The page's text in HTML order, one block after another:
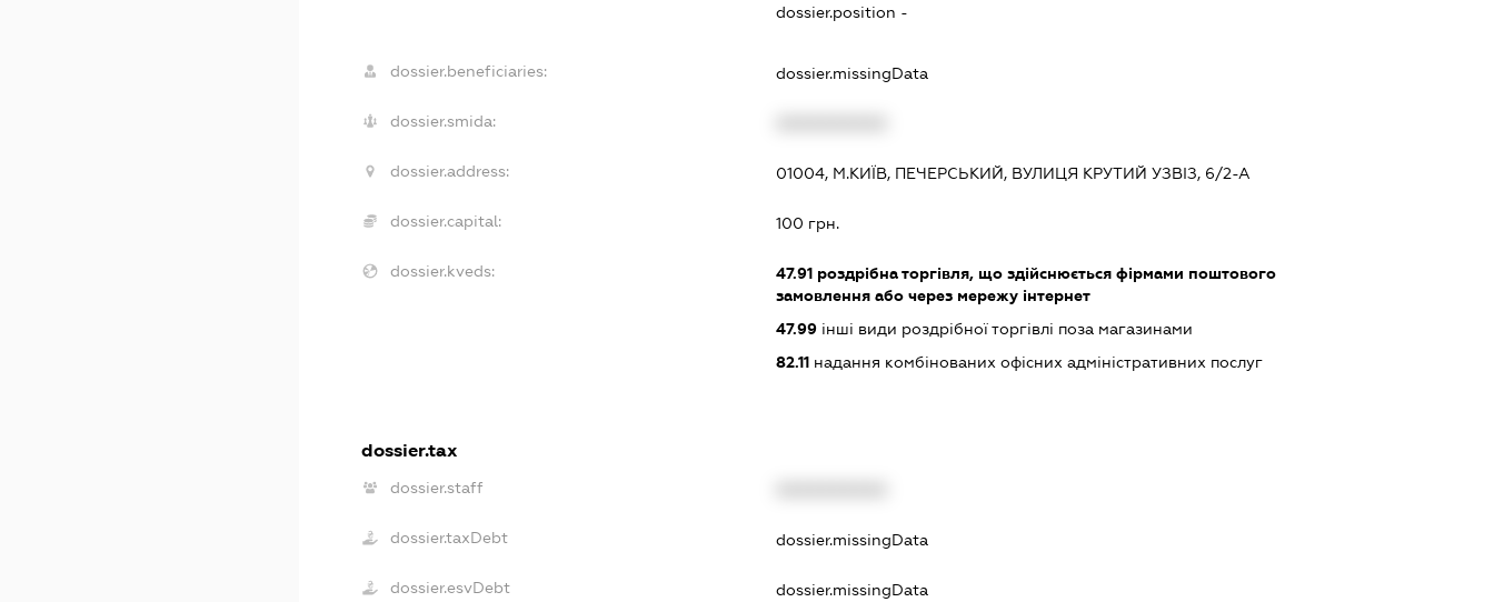
dossier.position -
dossier.beneficiaries: dossier.missingData
dossier.smida:
dossier.address: 01004, М.КИЇВ, ПЕЧЕРСЬКИЙ, ВУЛИЦЯ КРУТИЙ УЗВІЗ, 6/2-А
dossier.capital: 100 грн.
dossier.kveds: 47.91роздрібна торгівля, що здійснюється фірмами поштового
замовлення або через мережу інтернет
47.99інші види роздрібної торгівлі поза магазинами
82.11надання комбінованих офісних адміністративних послуг
dossier.tax
dossier.staff
dossier.taxDebt dossier.missingData
dossier.esvDebt dossier.missingData